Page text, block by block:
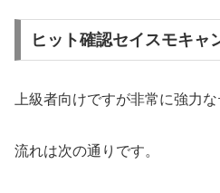
ヒット確認セイスモキャ
上級者向けですが非常に強力な
流れは次の通りです。